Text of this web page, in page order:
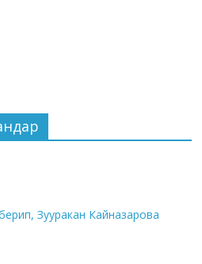
Зууракан Кайназарова